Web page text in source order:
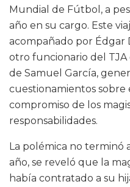
Mundial de Fútbol, a
año en su cargo. Este
acompañado por Édgar
otro funcionario del
de Samuel García,
cuestionamientos sobre
compromiso de los
responsabilidades.
La polémica no terminó
año, se reveló que la
había contratado a su